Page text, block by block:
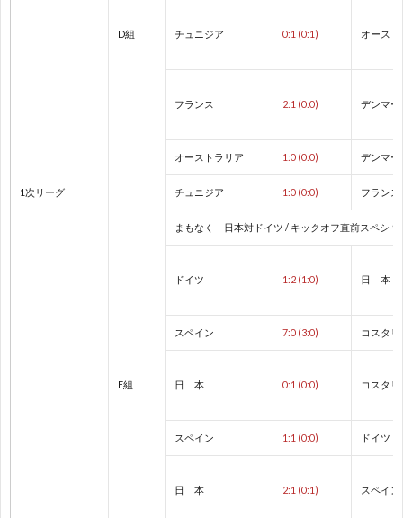
米
選
手
権
1次リーグ
D組 チュニジア 0:1 (0:1) オースト
フランス 2:1 (0:0) デンマー
オーストラリア 1:0 (0:0) デンマー
チュニジア 1:0 (0:0) フランス
E組
まもなく 日本対ドイツ / キックオフ直前スペシャ
ドイツ 1:2 (1:0) 日 本
スペイン 7:0 (3:0) コスタリ
日 本 0:1 (0:0) コスタリ
スペイン 1:1 (0:0) ドイツ
日 本 2:1 (0:1) スペイン